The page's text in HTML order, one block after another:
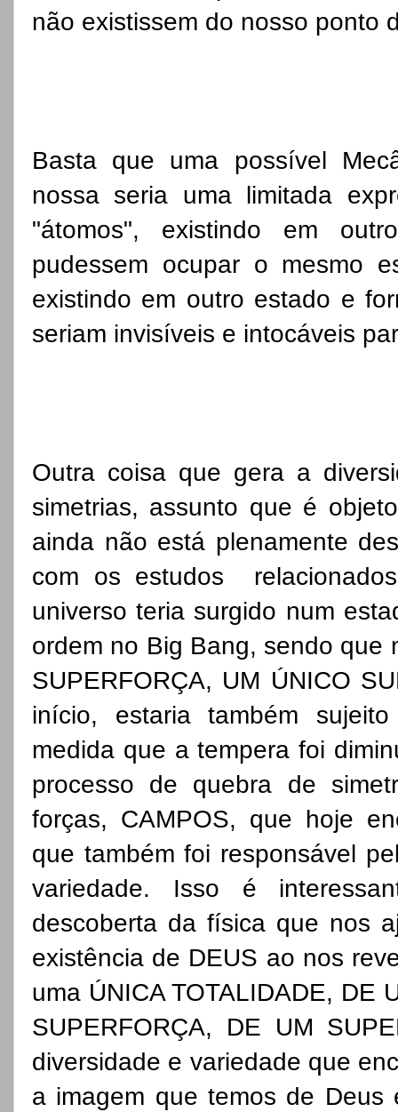
não existissem do nosso ponto
Basta que uma possível
nossa seria uma limitada
"átomos", existindo em
pudessem ocupar o mesmo
existindo em outro estado e
seriam invisíveis e intocáveis
Outra coisa que gera a
simetrias, assunto que é
ainda não está plenamente
com os estudos
universo teria surgido num
ordem no Big Bang, sendo que
SUPERFORÇA, UM ÚNICO
início, estaria também
medida que a tempera foi
processo de quebra de
forças, CAMPOS, que hoje
que também foi responsável
variedade. Isso é
descoberta da física que nos
existência de DEUS ao nos
uma ÚNICA TOTALIDADE, DE
SUPERFORÇA, DE UM
diversidade e variedade que
a imagem que temos de